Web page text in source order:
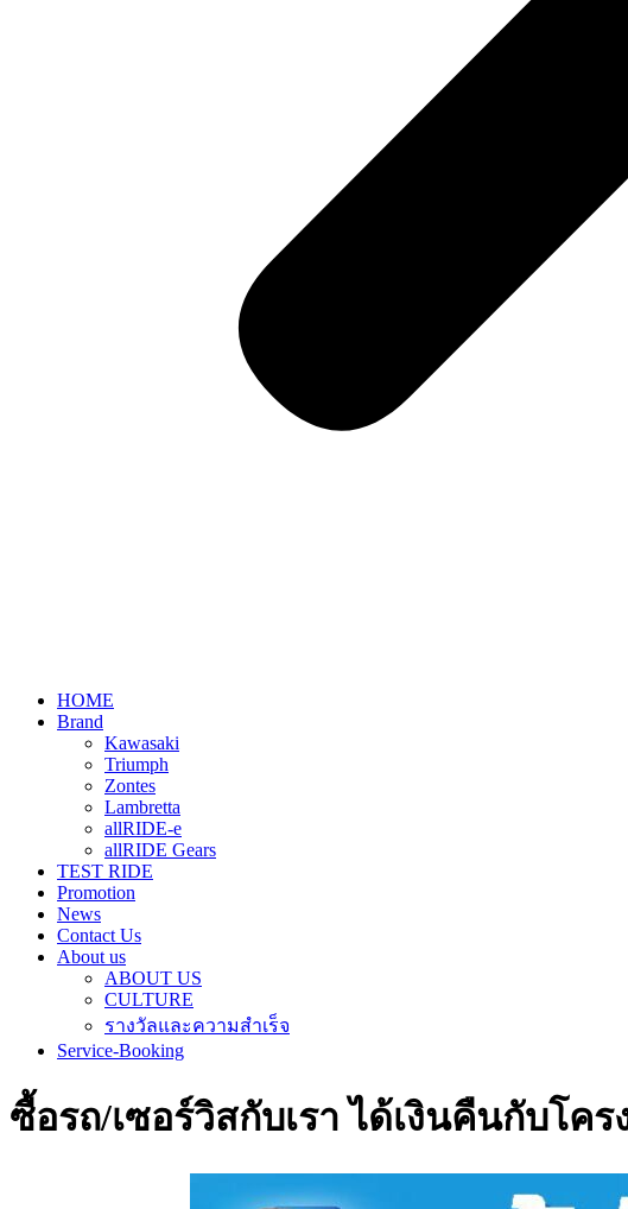
HOME
Brand
Kawasaki
Triumph
Zontes
Lambretta
allRIDE-e
allRIDE Gears
TEST RIDE
Promotion
News
Contact Us
About us
ABOUT US
CULTURE
รางวัลและความสำเร็จ
Service-Booking
ซื้อรถ/เซอร์วิสกับเรา ได้เงินคืนกับโคร